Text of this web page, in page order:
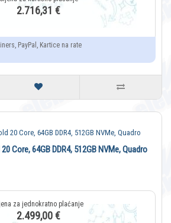
2.716,31 €
PayPal, Kartice na rate
Core, 64GB DDR4, 512GB NVMe, Quadro
2.499,00 €